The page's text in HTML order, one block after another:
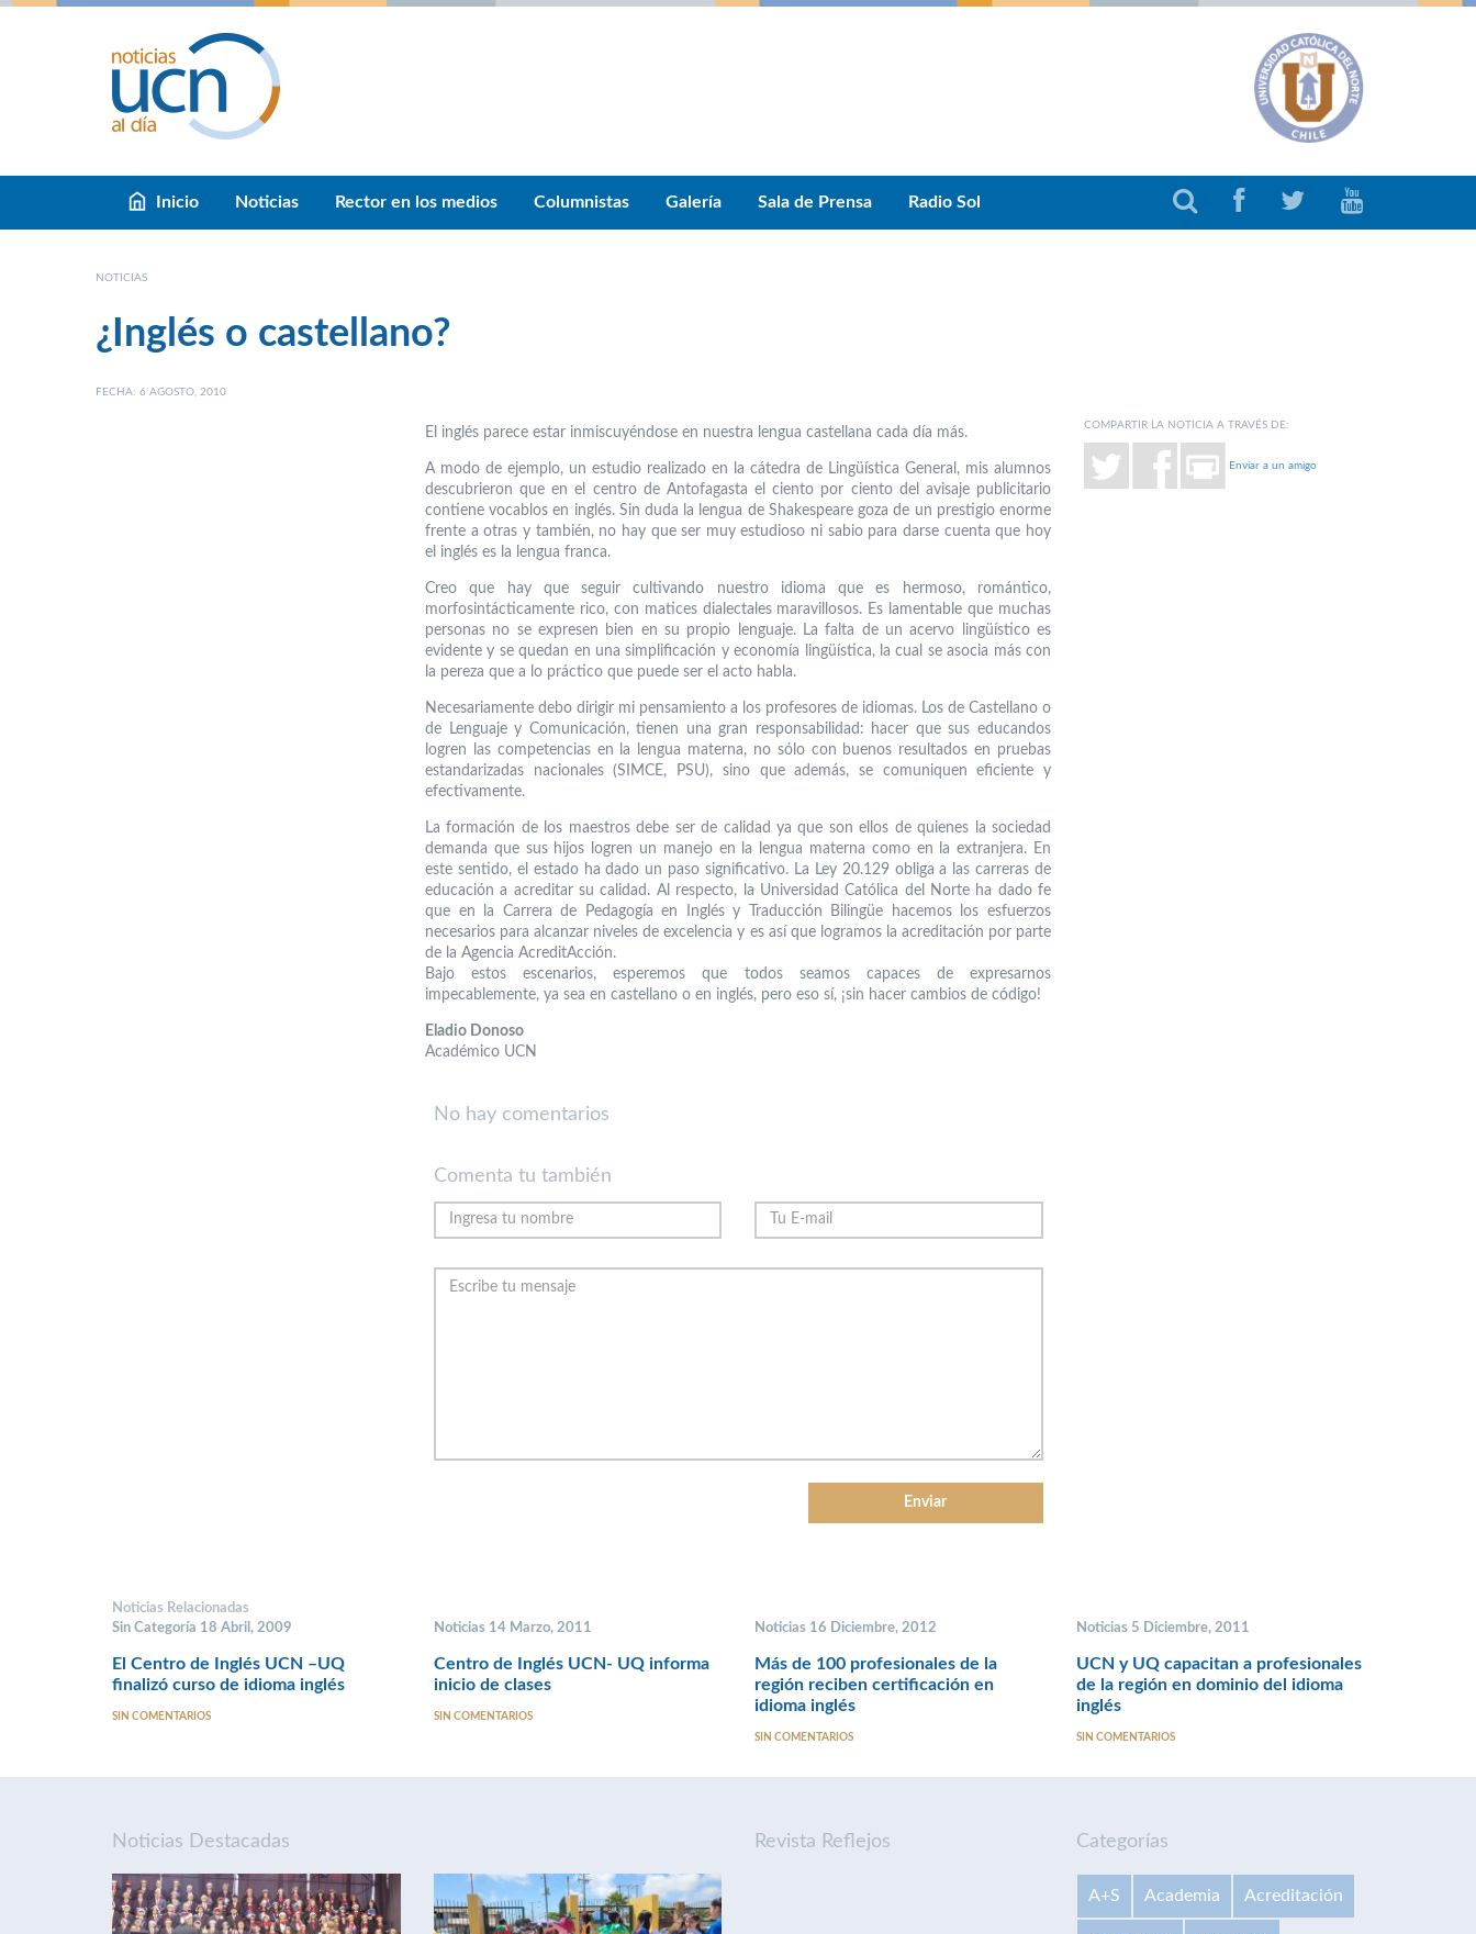
Inicio Noticias Rector en los medios Columnistas Galería Sala de Prensa Radio Sol
NOTICIAS
¿Inglés o castellano?
FECHA: 6 AGOSTO, 2010
El inglés parece estar inmiscuyéndose en nuestra lengua castellana cada día más.
A modo de ejemplo, un estudio realizado en la cátedra de Lingüística General, mis alumnos
descubrieron que en el centro de Antofagasta el ciento por ciento del avisaje publicitario
contiene vocablos en inglés. Sin duda la lengua de Shakespeare goza de un prestigio enorme
frente a otras y también, no hay que ser muy estudioso ni sabio para darse cuenta que hoy
el inglés es la lengua franca.
Creo que hay que seguir cultivando nuestro idioma que es hermoso, romántico,
morfosintácticamente rico, con matices dialectales maravillosos. Es lamentable que muchas
personas no se expresen bien en su propio lenguaje. La falta de un acervo lingüístico es
evidente y se quedan en una simplificación y economía lingüística, la cual se asocia más con
la pereza que a lo práctico que puede ser el acto habla.
Necesariamente debo dirigir mi pensamiento a los profesores de idiomas. Los de Castellano o
de Lenguaje y Comunicación, tienen una gran responsabilidad: hacer que sus educandos
logren las competencias en la lengua materna, no sólo con buenos resultados en pruebas
estandarizadas nacionales (SIMCE, PSU), sino que además, se comuniquen eficiente y
efectivamente.
La formación de los maestros debe ser de calidad ya que son ellos de quienes la sociedad
demanda que sus hijos logren un manejo en la lengua materna como en la extranjera. En
este sentido, el estado ha dado un paso significativo. La Ley 20.129 obliga a las carreras de
educación a acreditar su calidad. Al respecto, la Universidad Católica del Norte ha dado fe
que en la Carrera de Pedagogía en Inglés y Traducción Bilingüe hacemos los esfuerzos
necesarios para alcanzar niveles de excelencia y es así que logramos la acreditación por parte
de la Agencia AcreditAcción.
Bajo estos escenarios, esperemos que todos seamos capaces de expresarnos
impecablemente, ya sea en castellano o en inglés, pero eso sí, ¡sin hacer cambios de código!
Eladio Donoso
Académico UCN
COMPARTIR LA NOTICIA A TRAVÉS DE:
Enviar a un amigo
No hay comentarios
Comenta tu también
Noticias Relacionadas
Sin Categoría 18 Abril, 2009
El Centro de Inglés UCN –UQ
finalizó curso de idioma inglés
SIN COMENTARIOS
Noticias 14 Marzo, 2011
Centro de Inglés UCN- UQ informa
inicio de clases
SIN COMENTARIOS
Noticias 16 Diciembre, 2012
Más de 100 profesionales de la
región reciben certificación en
idioma inglés
SIN COMENTARIOS
Noticias 5 Diciembre, 2011
UCN y UQ capacitan a profesionales
de la región en dominio del idioma
inglés
SIN COMENTARIOS
Noticias Destacadas Revista Reflejos Categorías
A+S Academia Acreditación